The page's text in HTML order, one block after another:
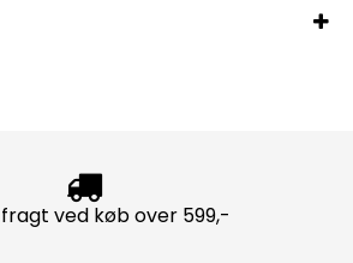
ved køb over 599,-